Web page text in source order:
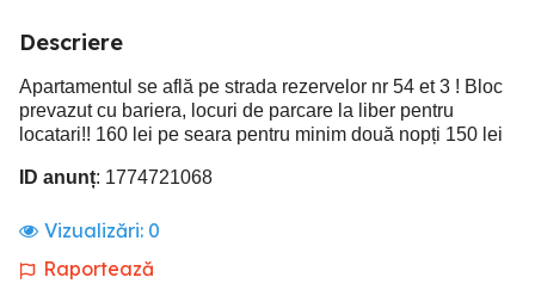
Descriere
Apartamentul se află pe strada rezervelor nr 54 et 3 ! Bloc
prevazut cu bariera, locuri de parcare la liber pentru
locatari!! 160 lei pe seara pentru minim două nopți 150 lei
ID anunț: 1774721068
Vizualizări: 0
Raportează